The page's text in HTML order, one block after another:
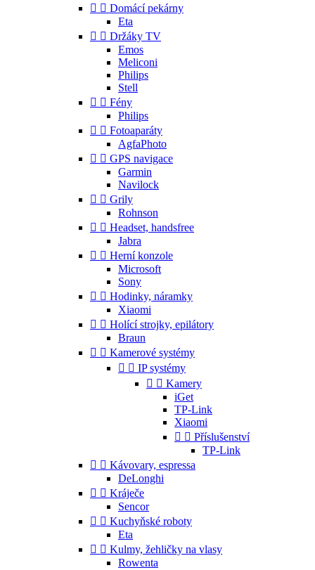
  Domácí pekárny
Eta
  Držáky TV
Emos
Meliconi
Philips
Stell
  Fény
Philips
  Fotoaparáty
AgfaPhoto
  GPS navigace
Garmin
Navilock
  Grily
Rohnson
  Headset, handsfree
Jabra
  Herní konzole
Microsoft
Sony
  Hodinky, náramky
Xiaomi
  Holící strojky, epilátory
Braun
  Kamerové systémy
  IP systémy
  Kamery
iGet
TP-Link
Xiaomi
  Příslušenství
TP-Link
  Kávovary, espressa
DeLonghi
  Kráječe
Sencor
  Kuchyňské roboty
Eta
  Kulmy, žehličky na vlasy
Rowenta